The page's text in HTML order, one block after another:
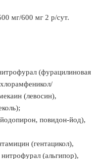
мг/600 мг 2 р/сут.
(фурацилиновая
(левосин),
повидон-йод),
(гентацикол),
нитрофурал (альгипор),